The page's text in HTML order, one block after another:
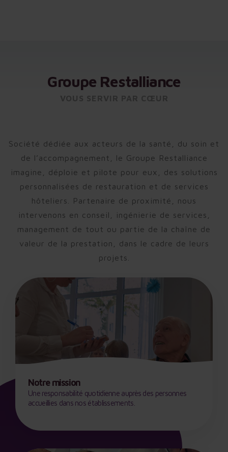
Groupe Restalliance
Société dédiée aux acteurs de la santé, du soin et
de l’accompagnement, le Groupe Restalliance
imagine, déploie et pilote pour eux, des solutions
personnalisées de restauration et de services
hôteliers. Partenaire de proximité, nous
intervenons en conseil, ingénierie de services,
management de tout ou partie de la chaîne de
valeur de la prestation, dans le cadre de leurs
projets.
Notre mission
Une responsabilité quotidienne auprès des personnes
accueillies dans nos établissements.